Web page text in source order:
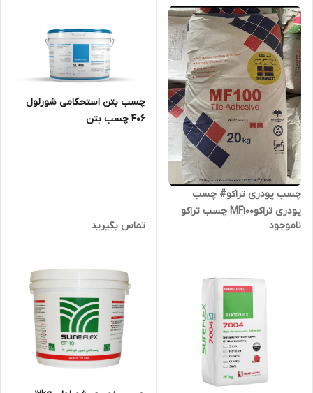
چسب پودری تراکو# چسب
پودری تراکوMF100 چسب تراکو
درمشهد
ناموجود
چسب بتن استحکامی شورلول
406 چسب بتن
تماس بگیرید